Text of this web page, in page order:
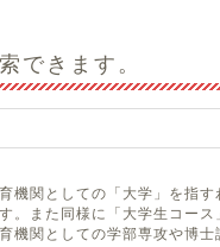
できます。
機関としての「大学」を指す
。また同様に「大学生コース
機関としての学部専攻や博士